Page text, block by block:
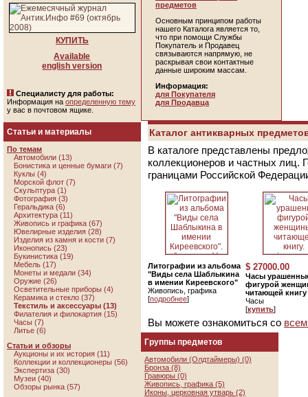
КУПИТЬ
Available
english version
Специалисту для работы:
Информация на определенную тему
у вас в почтовом ящике.
Статьи и материалы
По темам
Автомобили (13)
Бонистика и ценные бумаги (7)
Куклы (4)
Морской флот (7)
Скульптура (1)
Фотография (3)
Геральдика (6)
Архитектура (11)
Живопись и графика (67)
Ювелирные изделия (28)
Изделия из камня и кости (7)
Иконопись (23)
Букинистика (19)
Мебель (17)
Монеты и медали (34)
Оружие (26)
Осветительные приборы (4)
Керамика и стекло (37)
Текстиль и аксессуары (13)
Филателия и филокартия (15)
Часы (7)
Литье (6)
Статьи и обзоры
Аукционы и их история (11)
Коллекции и коллекционеры (56)
Экспертиза (30)
Музеи (40)
Обзоры рынка (57)
предметов
Основным принципом работы
нашего Каталога является то,
что при помощи Службы
Покупатель и Продавец
связываются напрямую, не
раскрывая свои контактные
данные широким массам.
Информация:
для Покупателя
для Продавца
Каталог антикварных
В каталоге представлены
коллекционеров и частных лиц.
границами Российской
Литографии из альбома
"Виды села Шаблыкина
в имении Киреевского"
Живопись, графика
[подробнее]
$ 27000.00
Часы
фигурой
читающей книгу
Часы
[купить]
Вы можете ознакомиться со
Группы предметов
Автомобили (Олдтаймеры) (0)
Бронза (8)
Гравюры (0)
Живопись, графика (5)
Иконы, церковная утварь (2)